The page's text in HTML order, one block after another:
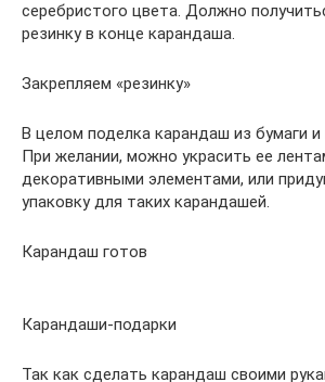
серебристого цвета. Должно
резинку в конце карандаша.
Закрепляем «резинку»
В целом поделка карандаш из бумаги и
При желании, можно украсить ее
декоративными элементами, или
упаковку для таких карандашей.
Карандаш готов
Карандаши-подарки
Так как сделать карандаш своими